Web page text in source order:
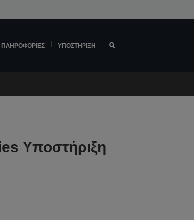
ΠΛΗΡΟΦΟΡΊΕΣ ΥΠΟΣΤΉΡΙΞΗ
Υποστήριξη